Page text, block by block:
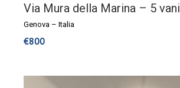
Via Mura della Marina – 5 vani
Genova – Italia
€800